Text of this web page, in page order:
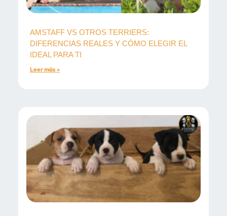
AMSTAFF VS OTROS TERRIERS:
DIFERENCIAS REALES Y CÓMO ELEGIR EL
IDEAL PARA TI
Leer más »